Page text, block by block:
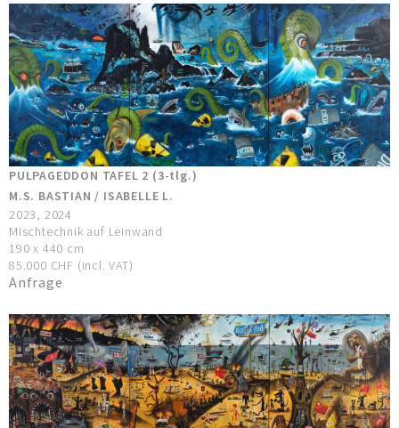
PULPAGEDDON TAFEL 2 (3-tlg.)
M.S. BASTIAN / ISABELLE L.
2023, 2024
Mischtechnik auf Leinwand
190 x 440 cm
85.000 CHF (incl. VAT)
Anfrage